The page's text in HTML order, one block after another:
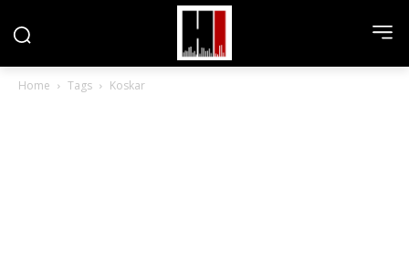
Home Tags Koskar